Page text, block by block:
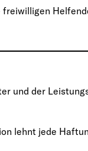
freiwilligen
und der
lehnt jede